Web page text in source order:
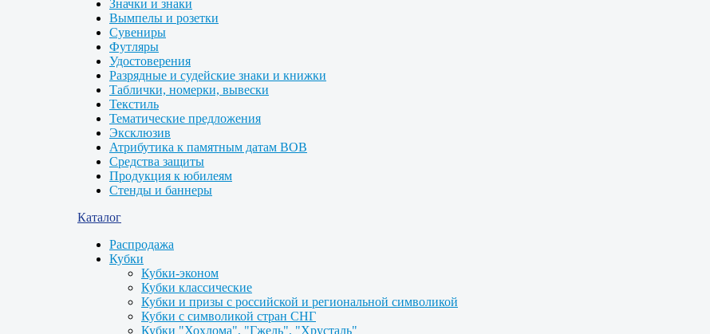
Значки и знаки
Вымпелы и розетки
Сувениры
Футляры
Удостоверения
Разрядные и судейские знаки и книжки
Таблички, номерки, вывески
Текстиль
Тематические предложения
Эксклюзив
Атрибутика к памятным датам ВОВ
Средства защиты
Продукция к юбилеям
Стенды и баннеры
Каталог
Распродажа
Кубки
Кубки-эконом
Кубки классические
Кубки и призы с российской и региональной символикой
Кубки с символикой стран СНГ
Кубки "Хохлома", "Гжель", "Хрусталь"